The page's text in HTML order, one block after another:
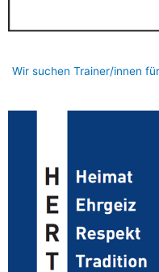
Wir suchen Trainer/innen